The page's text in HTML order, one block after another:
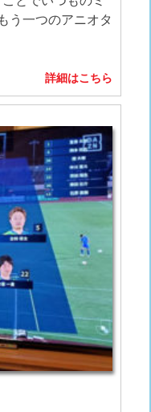
う一つのアニオタ
詳細はこちら